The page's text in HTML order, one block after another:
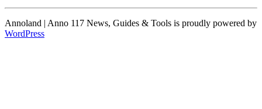
Annoland | Anno 117 News, Guides & Tools is proudly powered by
WordPress